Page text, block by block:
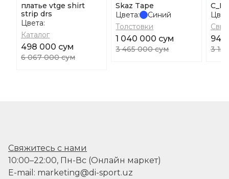
платье vtge shirt
strip drs
Цвета:
Каталог
498 000 сум
6 067 000 сум
Skaz Tape
Цвета:
Синий
Толстовки
1 040 000 сум
3 465 000 сум
948
3
Свяжитесь с нами
10:00–22:00, Пн-Вс (Онлайн маркет)
E-mail: marketing@di-sport.uz